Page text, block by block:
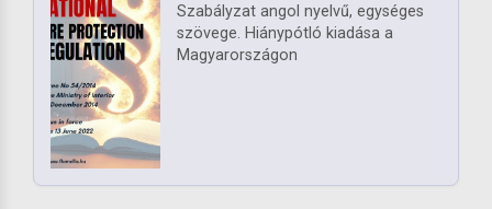
Szabályzat angol nyelvű, egységes
szövege. Hiánypótló kiadása a
Magyarországon